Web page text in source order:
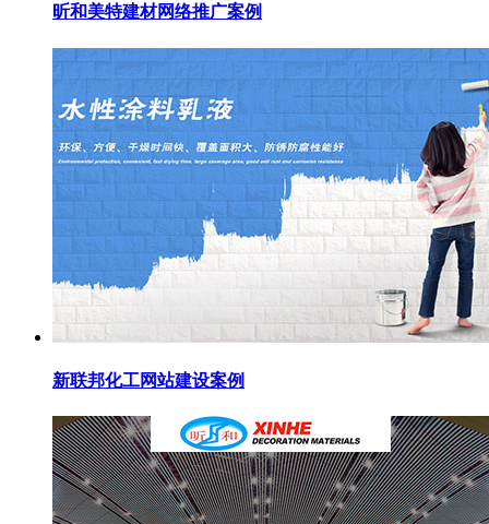
昕和美特建材网络推广案例
新联邦化工网站建设案例